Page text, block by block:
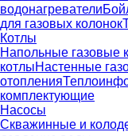
водонагреватели
для газовых колонок
Котлы
Напольные газовые
котлыНастенные
отопления
комплектующие
Насосы
Скважинные и